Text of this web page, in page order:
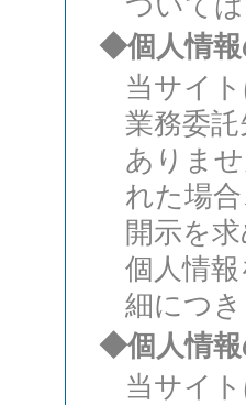
◆個人情報
当サイ
業務委
ありま
れた場
開示を
個人情
細につ
◆個人情報
当サイ